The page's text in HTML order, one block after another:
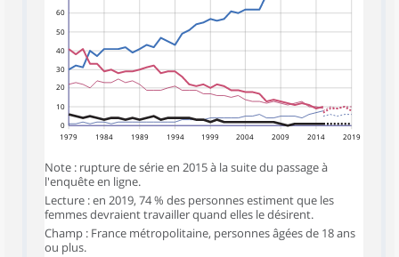
0
10
20
30
40
50
60
1979 1984 1989 1994 1999 2004 2009 2014 2019
Note : rupture de série en 2015 à la suite du passage à
l'enquête en ligne.
Lecture : en 2019, 74 % des personnes estiment que les
femmes devraient travailler quand elles le désirent.
Champ : France métropolitaine, personnes âgées de 18 ans
ou plus.